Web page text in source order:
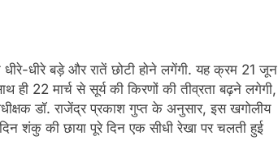
धीरे-धीरे बड़े और रातें छोटी होने लगेंगी. यह क्रम 21 जून
ही 22 मार्च से सूर्य की किरणों की तीव्रता बढ़ने लगेगी,
डॉ. राजेंद्र प्रकाश गुप्त के अनुसार, इस खगोलीय
शंकु की छाया पूरे दिन एक सीधी रेखा पर चलती हुई